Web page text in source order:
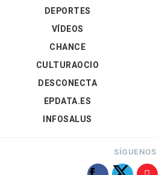
DEPORTES
VÍDEOS
CHANCE
CULTURAOCIO
DESCONECTA
EPDATA.ES
INFOSALUS
SÍGUENOS